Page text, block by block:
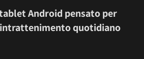
Android pensato per
quotidiano